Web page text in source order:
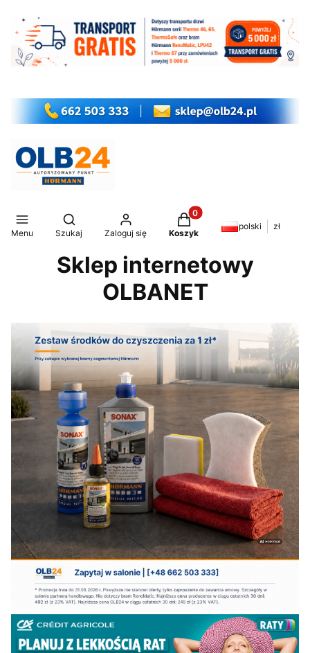
Menu
Otwórz wyszukiwarkę
Szukaj Zaloguj się
Produkty w koszyku: 0.
Koszyk
polski zł
Sklep internetowy
OLBANET